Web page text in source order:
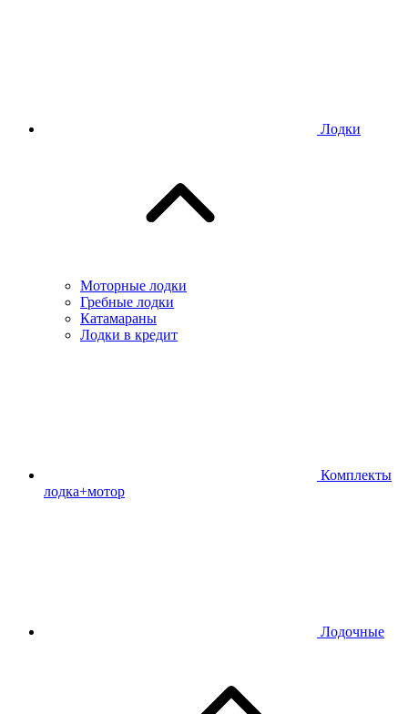
Лодки
Моторные лодки
Гребные лодки
Катамараны
Лодки в кредит
Комплекты
лодка+мотор
Лодочные